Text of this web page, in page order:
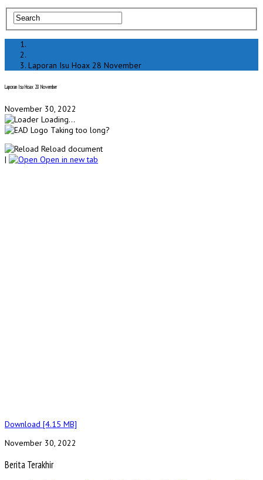
Laporan Isu Hoax 28 November
Laporan Isu Hoax 28 November
November 30, 2022
Loading...
Taking too long?
Reload document
|
Open in new tab
Download [4.15 MB]
November 30, 2022
Berita Terakhir